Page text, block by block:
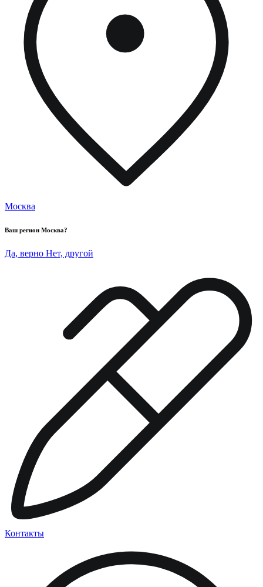
Москва
Ваш регион Москва?
Да, верно Нет, другой
Контакты